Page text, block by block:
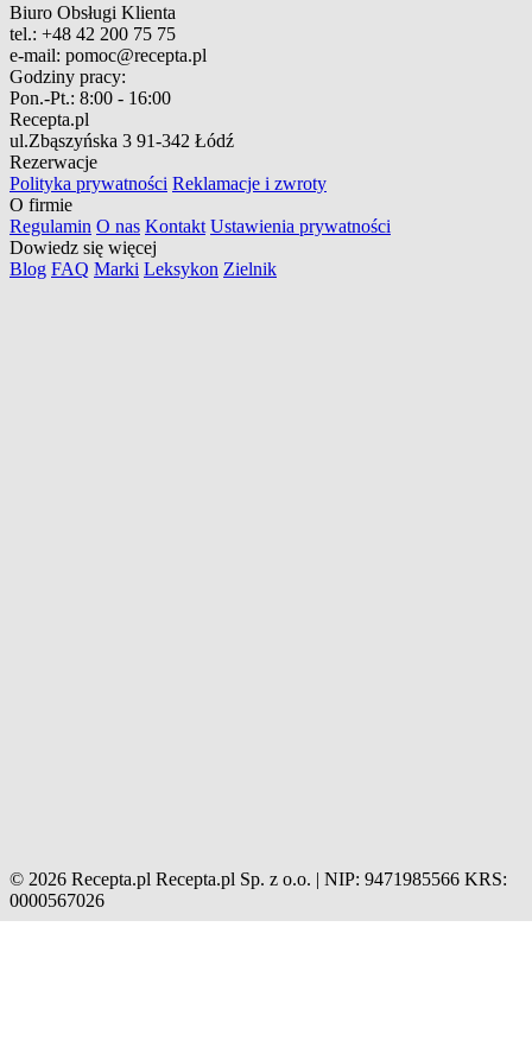
Biuro Obsługi Klienta
tel.: +48 42 200 75 75
e-mail: pomoc@recepta.pl
Godziny pracy:
Pon.-Pt.: 8:00 - 16:00
Recepta.pl
ul.Zbąszyńska 3 91-342 Łódź
Rezerwacje
Polityka prywatności Reklamacje i zwroty
O firmie
Regulamin O nas Kontakt Ustawienia prywatności
Dowiedz się więcej
Blog FAQ Marki Leksykon Zielnik
© 2026 Recepta.pl Recepta.pl Sp. z o.o. | NIP: 9471985566 KRS:
0000567026